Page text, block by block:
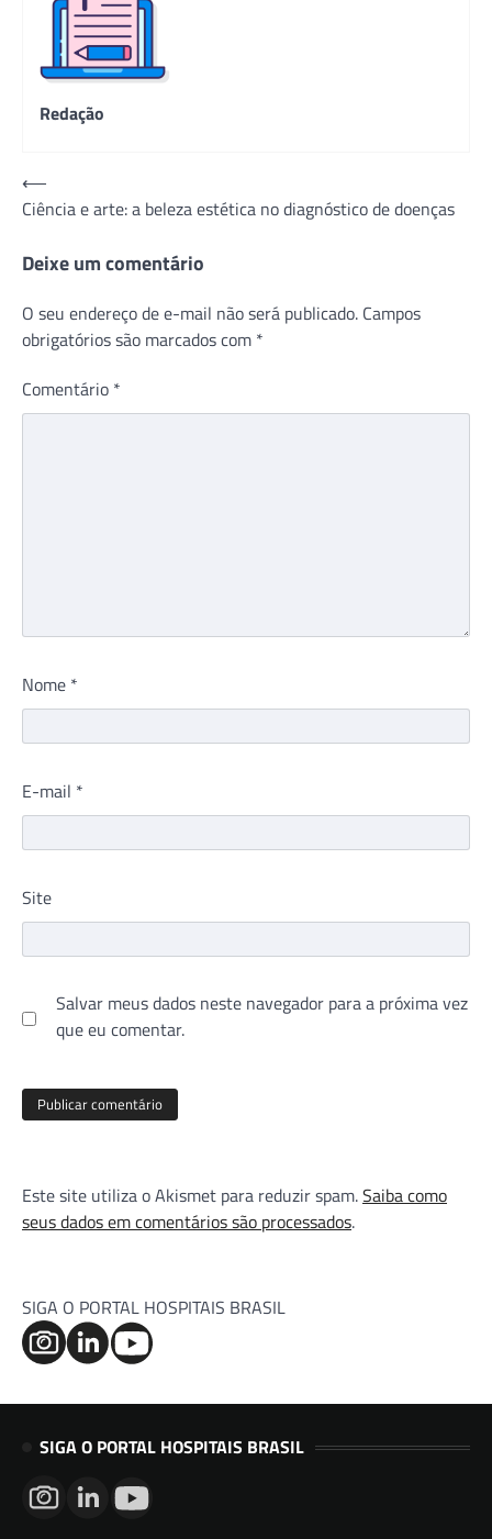
Redação
Navegação
de
Post
⟵
Ciência e arte: a beleza estética no diagnóstico de doenças
Deixe um comentário
O seu endereço de e-mail não será publicado. Campos
obrigatórios são marcados com *
Comentário *
Nome *
E-mail *
Site
Salvar meus dados neste navegador para a próxima vez
que eu comentar.
Este site utiliza o Akismet para reduzir spam.Saiba como
seus dados em comentários são processados.
SIGA O PORTAL HOSPITAIS BRASIL
SIGA O PORTAL HOSPITAIS BRASIL